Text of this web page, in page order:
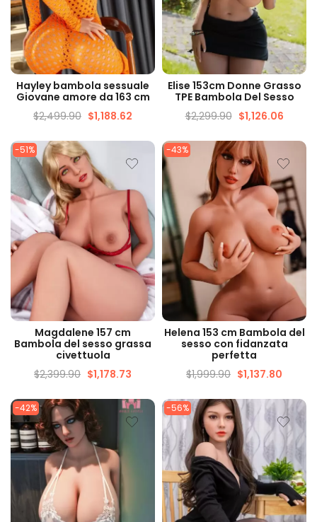
VISUALIZZAZIONE
VELOCE
Hayley bambola sessuale
Giovane amore da 163 cm
$2,499.90 $1,188.62
VISUALIZZAZIONE
VELOCE
Elise 153cm Donne Grasso
TPE Bambola Del Sesso
$2,299.90 $1,126.06
-51%
VISUALIZZAZIONE
VELOCE
Magdalene 157 cm
Bambola del sesso grassa
civettuola
$2,399.90 $1,178.73
-43%
VISUALIZZAZIONE
VELOCE
Helena 153 cm Bambola del
sesso con fidanzata
perfetta
$1,999.90 $1,137.80
-42% -56%